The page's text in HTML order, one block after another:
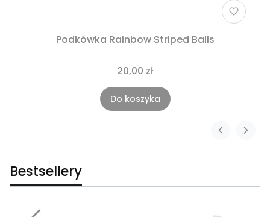
Podkówka Rainbow Striped Balls
20,00 zł
Do koszyka
Bestsellery